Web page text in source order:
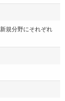
規分野にそれぞれ